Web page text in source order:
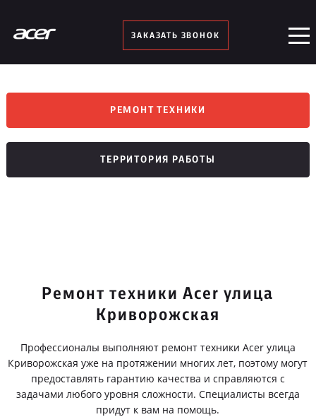
ЗАКАЗАТЬ ЗВОНОК
РЕМОНТ ТЕХНИКИ
ТЕРРИТОРИЯ РАБОТЫ
Ремонт техники Acer улица
Криворожская
Профессионалы выполняют ремонт техники Acer улица
Криворожская уже на протяжении многих лет, поэтому могут
предоставлять гарантию качества и справляются с
задачами любого уровня сложности. Специалисты всегда
придут к вам на помощь.